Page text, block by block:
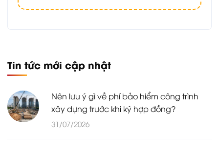
Tin tức mới cập nhật
Nên lưu ý gì về phí bảo hiểm công trình
xây dựng trước khi ký hợp đồng?
31/07/2026